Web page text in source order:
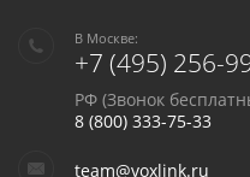
В Москве:
+7 (495) 256-
РФ (Звонок
8 (800) 333-75-33
team@voxlink.ru